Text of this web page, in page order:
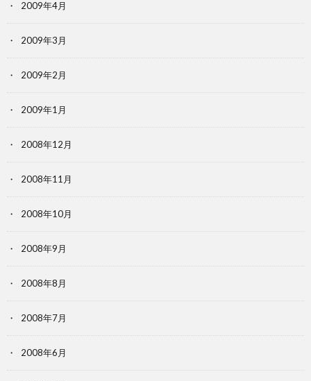
2009年4月
2009年3月
2009年2月
2009年1月
2008年12月
2008年11月
2008年10月
2008年9月
2008年8月
2008年7月
2008年6月